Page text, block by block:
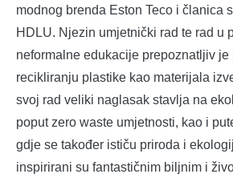
modnog brenda Eston Teco i članica
HDLU. Njezin umjetnički rad te rad u
neformalne edukacije prepoznatljiv je
recikliranju plastike kao materijala
svoj rad veliki naglasak stavlja na
poput zero waste umjetnosti, kao i
gdje se također ističu priroda i
inspirirani su fantastičnim biljnim i